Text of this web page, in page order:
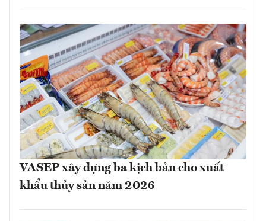
VASEP xây dựng ba kịch bản cho xuất
khẩu thủy sản năm 2026